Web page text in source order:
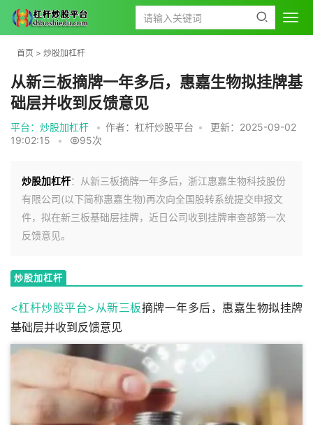
首页 > 炒股加杠杆
从新三板摘牌一年多后，惠嘉生物拟挂牌基
础层并收到反馈意见
平台：炒股加杠杆 • 作者：杠杆炒股平台 •
更新：2025-09-02
19:02:15
• 95次
炒股加杠杆：从新三板摘牌一年多后，浙江惠嘉生物科技股份
有限公司(以下简称惠嘉生物)再次向全国股转系统提交申报文
件，拟在新三板基础层挂牌，近日公司收到挂牌审查部第一次
反馈意见。
炒股加杠杆
<杠杆炒股平台>从新三板摘牌一年多后，惠嘉生物拟挂牌
基础层并收到反馈意见